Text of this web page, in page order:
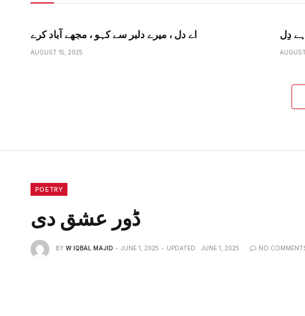
اے دل ، میرے دلبر سے کہو ، مجھے آباد کرے
AUGUST 15, 2025
ہے دِل
POETRY
ڈور عشق دی
BY W IQBAL MAJID JUNE 1, 2025 UPDATED: JUNE 1, 2025 NO